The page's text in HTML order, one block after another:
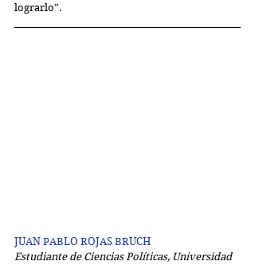
lograrlo”.
JUAN PABLO ROJAS BRUCH
Estudiante de Ciencias Políticas, Universidad